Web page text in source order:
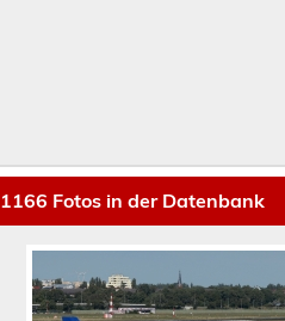
1166 Fotos in der Datenbank